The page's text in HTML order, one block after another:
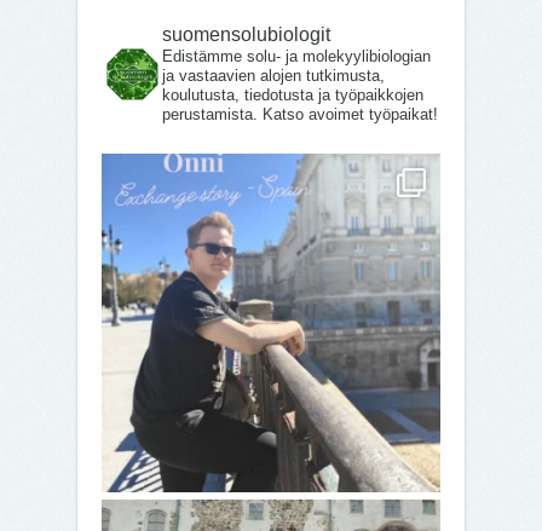
suomensolubiologit
Edistämme solu- ja molekyylibiologian
ja vastaavien alojen tutkimusta,
koulutusta, tiedotusta ja työpaikkojen
perustamista. Katso avoimet työpaikat!